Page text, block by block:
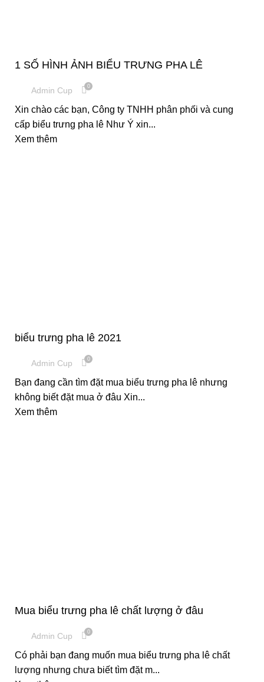
1 SỐ HÌNH ẢNH BIỂU TRƯNG PHA LÊ
Admin Cup 0
Xin chào các bạn, Công ty TNHH phân phối và cung
cấp biểu trưng pha lê Như Ý xin...
Xem thêm
biểu trưng pha lê 2021
Admin Cup 0
Bạn đang cần tìm đặt mua biểu trưng pha lê nhưng
không biết đặt mua ở đâu Xin...
Xem thêm
Mua biểu trưng pha lê chất lượng ở đâu
Admin Cup 0
Có phải bạn đang muốn mua biểu trưng pha lê chất
lượng nhưng chưa biết tìm đặt m...